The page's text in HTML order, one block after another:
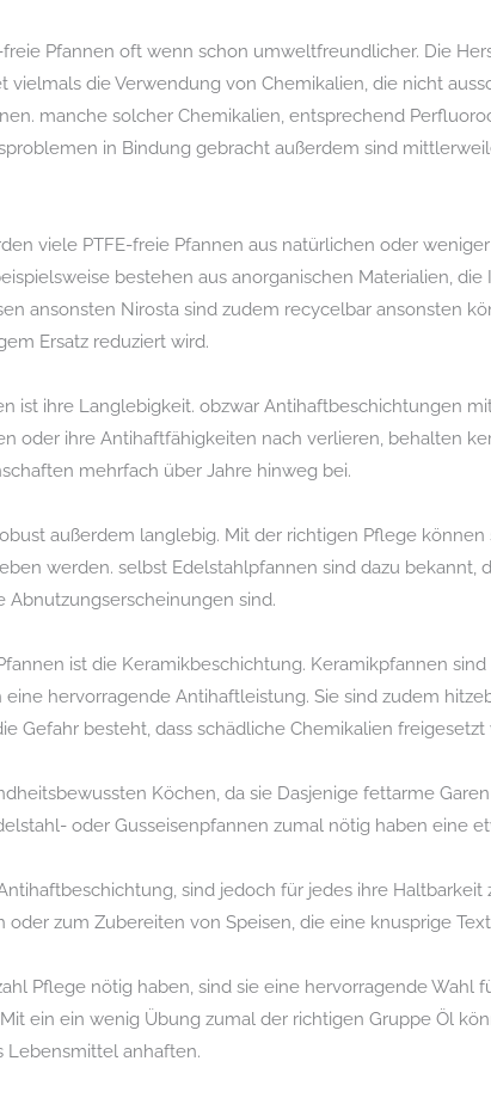
Pfannen oft wenn schon umweltfreundlicher. Die
die Verwendung von Chemikalien, die nicht
manche solcher Chemikalien, entsprechend
in Bindung gebracht außerdem sind
viele PTFE-freie Pfannen aus natürlichen oder
bestehen aus anorganischen Materialien, die
ansonsten Nirosta sind zudem recycelbar ansonsten
Ersatz reduziert wird.
ist ihre Langlebigkeit. obzwar Antihaftbeschichtungen
oder ihre Antihaftfähigkeiten nach verlieren, behalten
mehrfach über Jahre hinweg bei.
außerdem langlebig. Mit der richtigen Pflege
werden. selbst Edelstahlpfannen sind dazu bekannt,
Abnutzungserscheinungen sind.
ist die Keramikbeschichtung. Keramikpfannen
hervorragende Antihaftleistung. Sie sind zudem
Gefahr besteht, dass schädliche Chemikalien freigesetzt
Köchen, da sie Dasjenige fettarme
oder Gusseisenpfannen zumal nötig haben eine
sind jedoch für jedes ihre Haltbarkeit
zum Zubereiten von Speisen, die eine knusprige
Pflege nötig haben, sind sie eine hervorragende Wahl
ein ein wenig Übung zumal der richtigen Gruppe Öl
Lebensmittel anhaften.